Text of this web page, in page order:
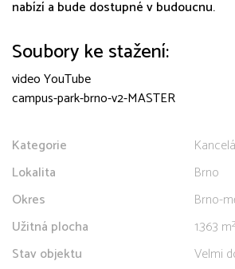
nabízí a bude dostupné v budoucnu.
Soubory ke stažení:
video YouTube
campus-park-brno-v2-MASTER
Kategorie
Lokalita
Brno
Okres
Brno-
Užitná plocha
1.363 m²
Stav objektu
Velmi